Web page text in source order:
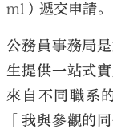
ml ）遞交申請。
公務員事務局
生提供一站式
來自不同職系
「我與參觀的